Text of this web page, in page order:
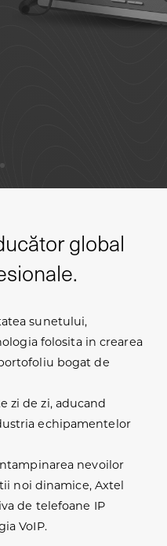
global
sunetului,
folosita in crearea
bogat de
zi de zi, aducand
echipamentelor
nevoilor
noi dinamice, Axtel
de telefoane IP
VoIP.